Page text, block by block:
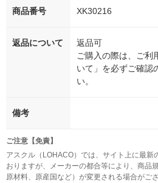
商品番号 XK30216
返品について
返品可
ご購入の際は、ご利
いて」を必ずご確認
い。
備考
ご注意【免責】
アスクル（LOHACO）では、サイト上に最新
おりますが、メーカーの都合等により、商品
原材料、原産国など）が変更される場合がご